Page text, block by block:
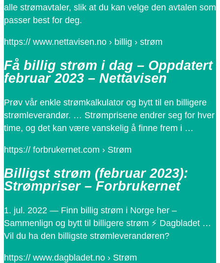
alle strømavtaler, slik at du kan velge den avtalen som
passer best for deg.
https:// www.nettavisen.no › billig › strøm
Få billig strøm i dag – Oppdatert
februar 2023 – Nettavisen
Prøv vår enkle strømkalkulator og bytt til en billigere
strømleverandør. … Strømprisene endrer seg for hver
time, og det kan være vanskelig å finne frem i …
https:// forbrukernet.com › Strøm
Billigst strøm (februar 2023):
Strømpriser – Forbrukernet
1. jul. 2022 — Finn billig strøm i Norge her –
Sammenlign og bytt til billigere strøm ⚡ Dagbladet …
Vil du ha den billigste strømleverandøren?
https:// www.dagbladet.no › Strøm